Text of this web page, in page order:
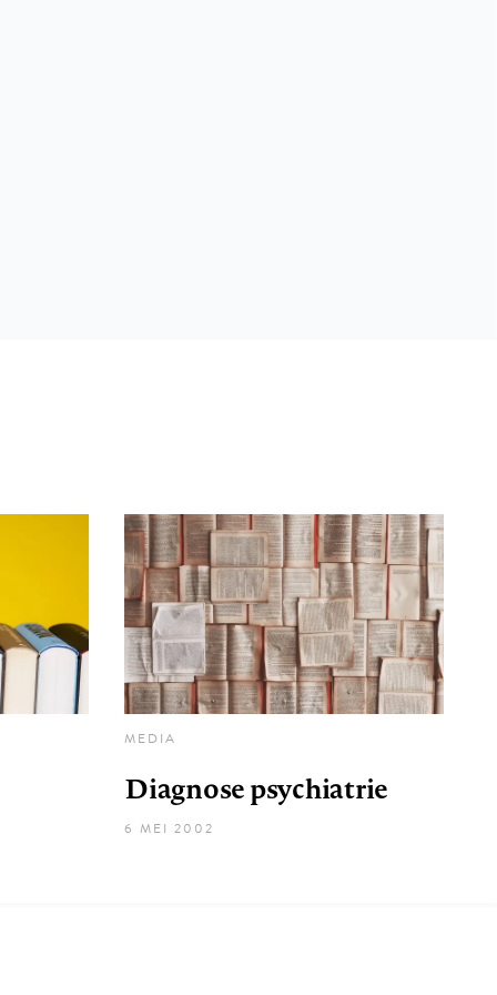
MEDIA
Diagnose psychiatrie
6 MEI 2002